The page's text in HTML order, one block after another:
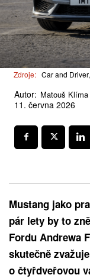
Zdroje: Car and
Autor: Matouš Klíma
11. června 2026
Mustang jako
pár lety by to
Fordu Andrewa
skutečně
o čtyřdveřovou